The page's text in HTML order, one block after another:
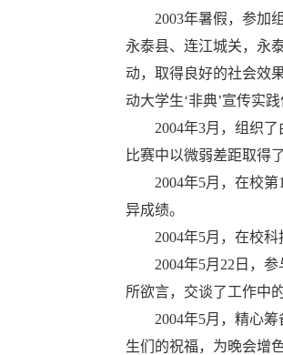
2003年暑假，参加
永泰县、连江城关，永
动，取得良好的社会效
动大学生‘非典’宣传实践
2004年3月，组织
比赛中以微弱差距取得
2004年5月，在校
异成绩。
2004年5月，在校
2004年5月22日，
所欲言，交谈了工作中
2004年5月，精心
生们的祝福，为晚会增